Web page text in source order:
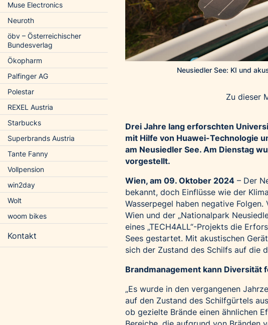
Muse Electronics
Neuroth
öbv – Österreichischer
Bundesverlag
Ökopharm
Palfinger AG
Polestar
REXEL Austria
Starbucks
Superbrands Austria
Tante Fanny
Vollpension
win2day
Wolt
woom bikes
Kontakt
Neusiedler See: KI und
Zu dieser
Drei Jahre lang erforschten
mit Hilfe von Huawei-Technologie
am Neusiedler See. Am Dienstag
vorgestellt.
Wien, am 09. Oktober 2024 – Der
bekannt, doch Einflüsse wie der
Wasserpegel haben negative
Wien und der „Nationalpark
eines „TECH4ALL“-Projekts die
Sees gestartet. Mit akustischen
sich der Zustand des Schilfs auf die
Brandmanagement kann Diversität
„Es wurde in den vergangenen
auf den Zustand des Schilfgürtels
ob gezielte Brände einen ähnlichen